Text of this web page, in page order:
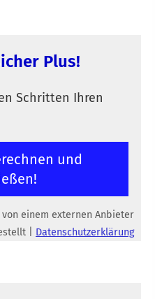
Plus!
Schritten Ihren
und
einem externen Anbieter
| Datenschutzerklärung